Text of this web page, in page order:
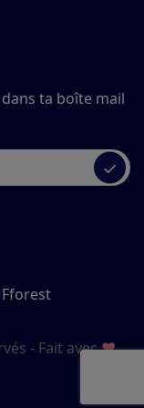
ta boîte mail
✓
- Fait avec♥